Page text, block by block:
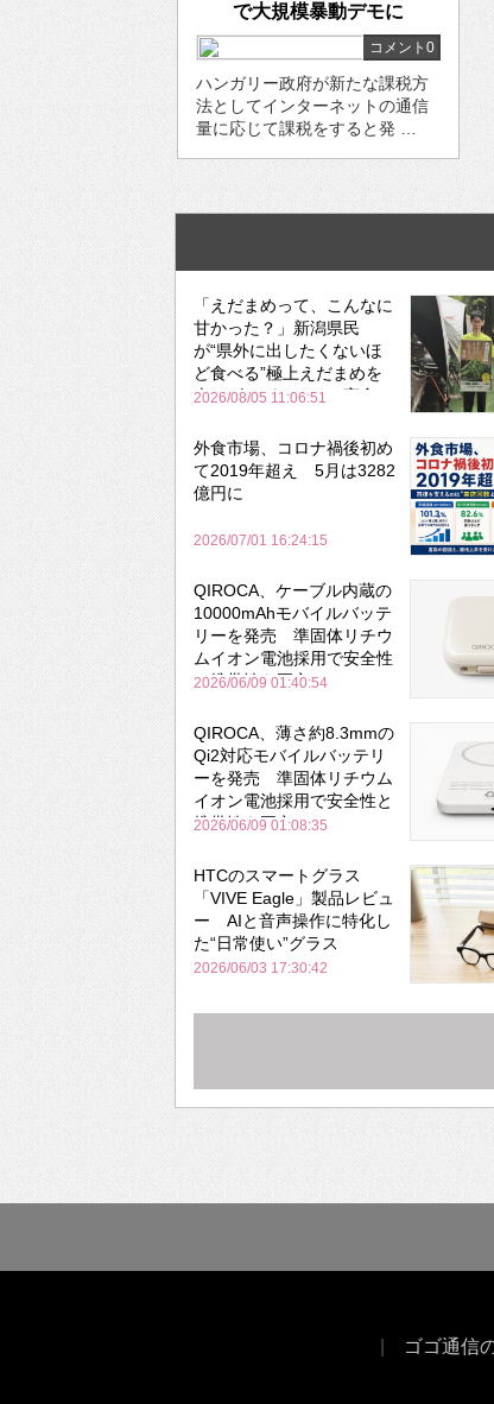
で大規模暴動デモに
コメント0
ハンガリー政府が新たな課税方
法としてインターネットの通信
量に応じて課税をすると発 …
「えだまめって、こんなに
甘かった？」新潟県民
が“県外に出したくないほ
ど食べる”極上えだまめを
森のビアガーデンで実食
2026/08/05 11:06:51
外食市場、コロナ禍後初め
て2019年超え 5月は3282
億円に
2026/07/01 16:24:15
QIROCA、ケーブル内蔵の
10000mAhモバイルバッテ
リーを発売 準固体リチウ
ムイオン電池採用で安全性
と携帯性を両立
2026/06/09 01:40:54
QIROCA、薄さ約8.3mmの
Qi2対応モバイルバッテリ
ーを発売 準固体リチウム
イオン電池採用で安全性と
携帯性を両立
2026/06/09 01:08:35
HTCのスマートグラス
「VIVE Eagle」製品レビュ
ー AIと音声操作に特化し
た“日常使い”グラス
2026/06/03 17:30:42
ゴゴ通信